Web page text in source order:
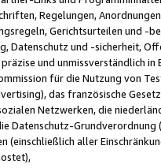
Regelungen,
Gerichtsurteilen und -
Datenschutz und -sicherheit,
und unmissverständlich
für die Nutzung von
das französische
Netzwerken, die
Datenschutz-
(einschließlich aller